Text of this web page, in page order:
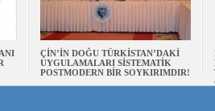
ÇİN’İN DOĞU TÜRKİSTAN’DAKİ
UYGULAMALARI SİSTEMATİK
POSTMODERN BİR SOYKIRIMDIR!